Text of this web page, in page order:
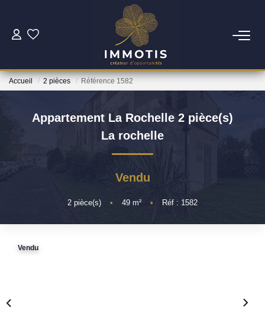
ESTIMER
Nos Biens
Nos Services
Accueil 2 pièces Référence 1582
Appartement La Rochelle 2 pièce(s)
La rochelle
Vendu
2 pièce(s) • 49 m² • Réf : 1582
Vendu